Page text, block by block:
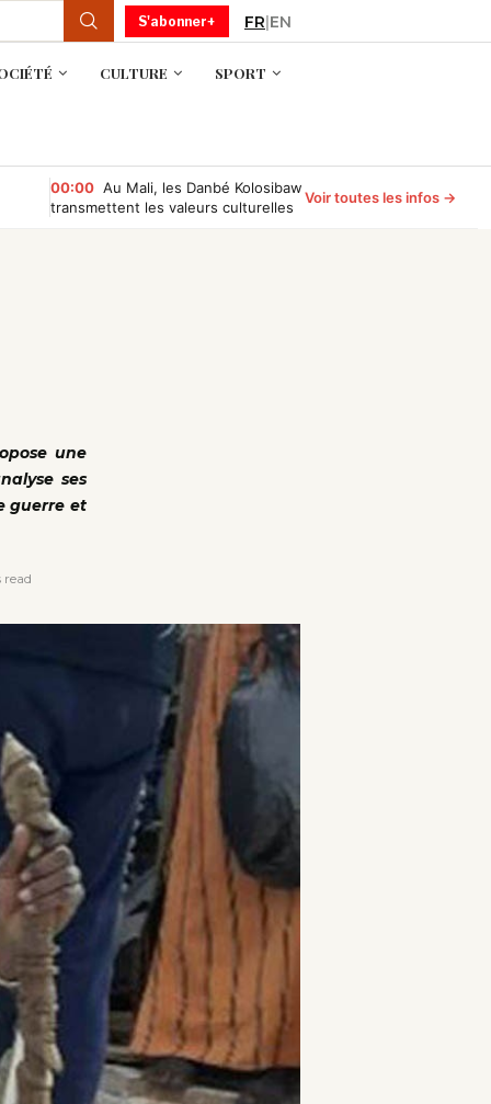
S'abonner+ FR|EN
CULTURE SPORT
00:00 Au Mali, les Danbé Kolosibaw
transmettent les valeurs culturelles
Voir toutes les infos →
une
ses
guerre et